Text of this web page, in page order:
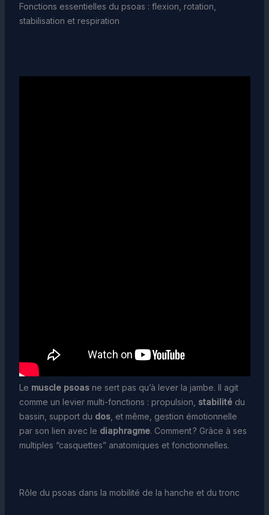
Fonctions essentielles du psoas : flexion, rotation,
stabilisation et respiration
Le muscle psoasne sert pas qu’à lever la jambe. Il agit
comme un levier multi-fonctions : propulsion, stabilitédu
bassin, support du dos, et même, gestion émotionnelle
par son lien avec le diaphragme. Comment ? Grâce à ses
multiples “casquettes” anatomiques et fonctionnelles.
Rôle du psoas dans la mobilité de la hanche et du tronc